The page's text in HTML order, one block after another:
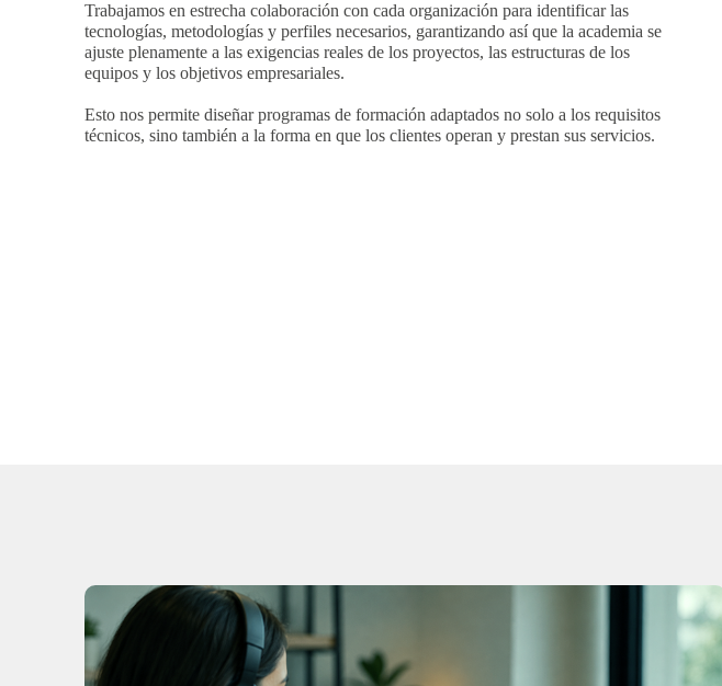
Trabajamos en estrecha colaboración con cada organización para identificar las
tecnologías, metodologías y perfiles necesarios, garantizando así que la academia se
ajuste plenamente a las exigencias reales de los proyectos, las estructuras de los
equipos y los objetivos empresariales.
Esto nos permite diseñar programas de formación adaptados no solo a los requisitos
técnicos, sino también a la forma en que los clientes operan y prestan sus servicios.